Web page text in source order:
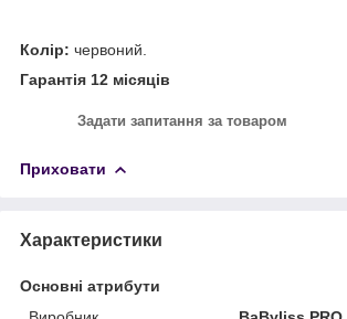
Колір: червоний.
Гарантія 12 місяців
Задати запитання за товаром
Приховати
Характеристики
Основні атрибути